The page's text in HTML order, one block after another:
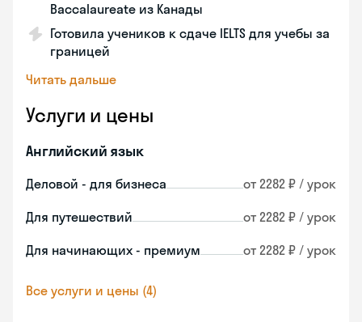
Baccalaureate из Канады
Готовила учеников к сдаче IELTS для учебы за
границей
Читать дальше
Услуги и цены
Английский язык
Деловой - для бизнеса от 2282 ₽ / урок
Для путешествий от 2282 ₽ / урок
Для начинающих - премиум от 2282 ₽ / урок
Все услуги и цены (4)